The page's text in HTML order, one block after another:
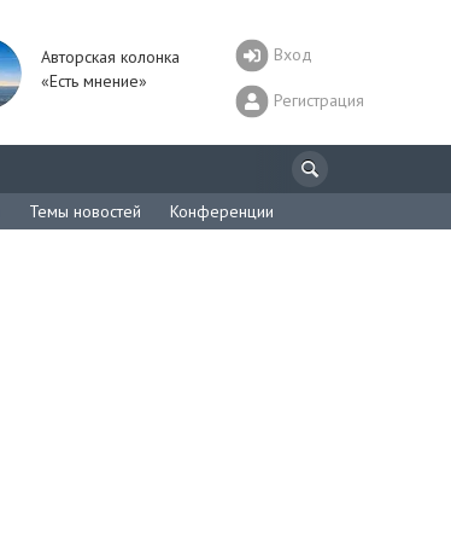
Авторская колонка
«Есть мнение»
Вход
Регистрация
Темы новостей Конференции